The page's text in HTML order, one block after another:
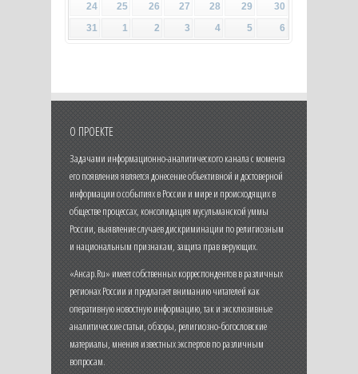
24
25 26 27 28 29
30
31
1 2 3 4 5 6
О ПРОЕКТЕ
Задачами информационно-аналитического канала с момента
его появления является донесение объективной и достоверной
информации о событиях в России и мире и происходящих в
обществе процессах, консолидация мусульманской уммы
России, выявление случаев дискриминации по религиозным
и национальным признакам, защита прав верующих.
«Ансар.Ru» имеет собственных корреспондентов в различных
регионах России и предлагает вниманию читателей как
оперативную новостную информацию, так и эксклюзивные
аналитические статьи, обзоры, религиозно-богословские
материалы, мнения известных экспертов по различным
вопросам.